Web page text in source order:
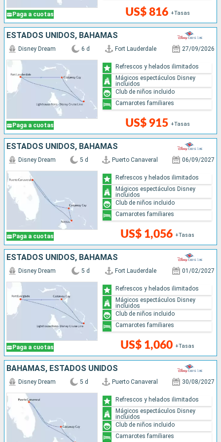
Paga a cuotas US$ 816 +Tasas
ESTADOS UNIDOS, BAHAMAS
Paga a cuotas
Disney Dream 6 d Fort Lauderdale 27/09/2026
US$ 915 +Tasas
Refrescos y helados ilimitados
Mágicos espectáculos Disney
incluidos
Club de niños incluido
Camarotes familiares
ESTADOS UNIDOS, BAHAMAS
Paga a cuotas
Disney Dream 5 d Puerto Canaveral 06/09/2027
US$ 1,056 +Tasas
Refrescos y helados ilimitados
Mágicos espectáculos Disney
incluidos
Club de niños incluido
Camarotes familiares
ESTADOS UNIDOS, BAHAMAS
Paga a cuotas
Disney Dream 5 d Fort Lauderdale 01/02/2027
US$ 1,060 +Tasas
Refrescos y helados ilimitados
Mágicos espectáculos Disney
incluidos
Club de niños incluido
Camarotes familiares
BAHAMAS, ESTADOS UNIDOS
Disney Dream 5 d Puerto Canaveral 30/08/2027
Refrescos y helados ilimitados
Mágicos espectáculos Disney
incluidos
Club de niños incluido
Camarotes familiares